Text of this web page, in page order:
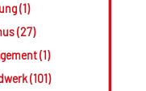
(1)
(27)
(1)
(101)